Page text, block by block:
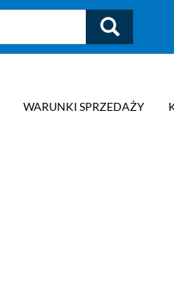
WARUNKI SPRZEDAŻY